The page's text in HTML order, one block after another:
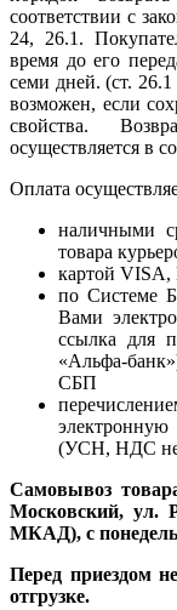
соответствии с
24, 26.1.
время до его
семи дней. (ст.
возможен, если
свойства.
осуществляется в
Оплата
наличными
товара
картой
по Системе
Вами
ссылка для
«Альфа-
СБП
(УСН, НДС не
Самовывоз
Московский, ул.
МКАД), с
Перед приездом
отгрузке.